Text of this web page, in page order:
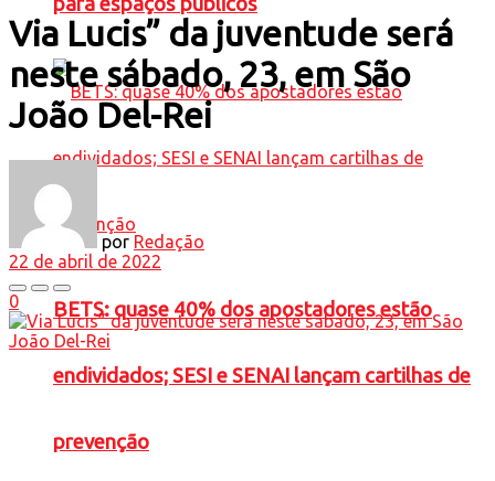
BETS: quase 40% dos apostadores estão
endividados; SESI e SENAI lançam cartilhas de
prevenção
Via Lucis” da juventude será
neste sábado, 23, em São
João Del-Rei
por Redação
22 de abril de 2022
0